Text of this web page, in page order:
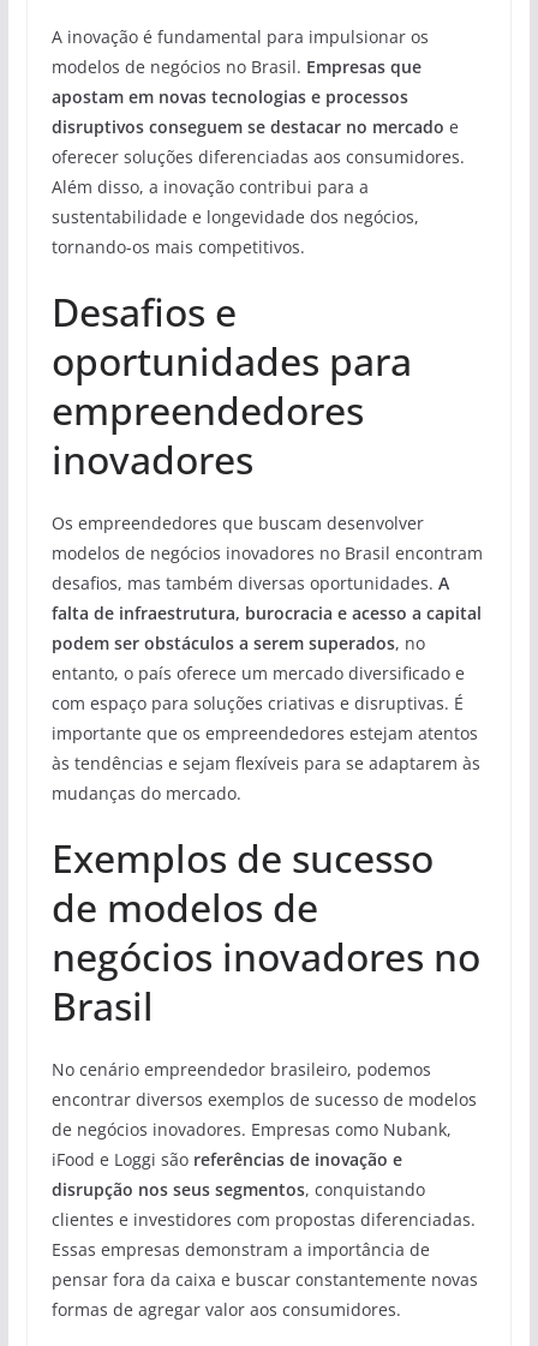
A inovação é fundamental para impulsionar os
modelos de negócios no Brasil. Empresas que
apostam em novas tecnologias e processos
disruptivos conseguem se destacar no mercado e
oferecer soluções diferenciadas aos consumidores.
Além disso, a inovação contribui para a
sustentabilidade e longevidade dos negócios,
tornando-os mais competitivos.
Desafios e
oportunidades para
empreendedores
inovadores
Os empreendedores que buscam desenvolver
modelos de negócios inovadores no Brasil encontram
desafios, mas também diversas oportunidades. A
falta de infraestrutura, burocracia e acesso a capital
podem ser obstáculos a serem superados, no
entanto, o país oferece um mercado diversificado e
com espaço para soluções criativas e disruptivas. É
importante que os empreendedores estejam atentos
às tendências e sejam flexíveis para se adaptarem às
mudanças do mercado.
Exemplos de sucesso
de modelos de
negócios inovadores no
Brasil
No cenário empreendedor brasileiro, podemos
encontrar diversos exemplos de sucesso de modelos
de negócios inovadores. Empresas como Nubank,
iFood e Loggi são referências de inovação e
disrupção nos seus segmentos, conquistando
clientes e investidores com propostas diferenciadas.
Essas empresas demonstram a importância de
pensar fora da caixa e buscar constantemente novas
formas de agregar valor aos consumidores.